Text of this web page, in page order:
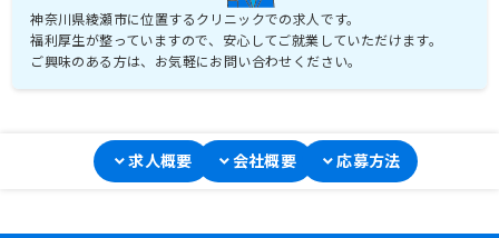
神奈川県綾瀬市に位置するクリニックでの求人です。
福利厚生が整っていますので、安心してご就業していただけます。
ご興味のある方は、お気軽にお問い合わせください。
求人概要 会社概要 応募方法